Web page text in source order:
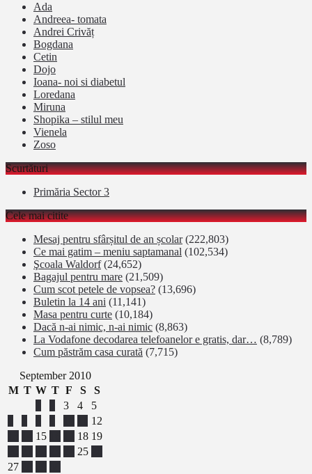
Ada
Andreea- tomata
Andrei Crivăț
Bogdana
Cetin
Dojo
Ioana- noi si diabetul
Loredana
Miruna
Shopika – stilul meu
Vienela
Zoso
Scurtături
Primăria Sector 3
Cele mai citite
Mesaj pentru sfârșitul de an școlar (222,803)
Ce mai gatim – meniu saptamanal (102,534)
Şcoala Waldorf (24,652)
Bagajul pentru mare (21,509)
Cum scot petele de vopsea? (13,696)
Buletin la 14 ani (11,141)
Masa pentru curte (10,184)
Dacă n-ai nimic, n-ai nimic (8,863)
La Vodafone decodarea telefoanelor e gratis, dar… (8,789)
Cum păstrăm casa curată (7,715)
September 2010
M T W T F S
S
3 4
5
12
15 18 19
25
27